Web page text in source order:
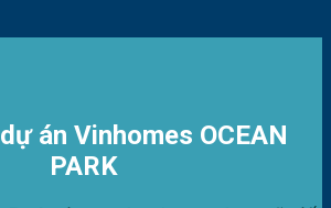
án Vinhomes OCEAN
PARK